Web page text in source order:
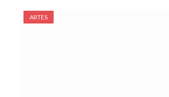
ARTES